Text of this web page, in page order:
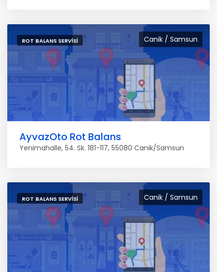
Canik / Samsun
ROT BALANS SERVISI
AyvazOto Rot Balans
Yenimahalle, 54. Sk. 181-117, 55080 Canik/Samsun
Canik / Samsun
ROT BALANS SERVISI